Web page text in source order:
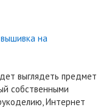
выглядеть предмет
собственными
Интернет